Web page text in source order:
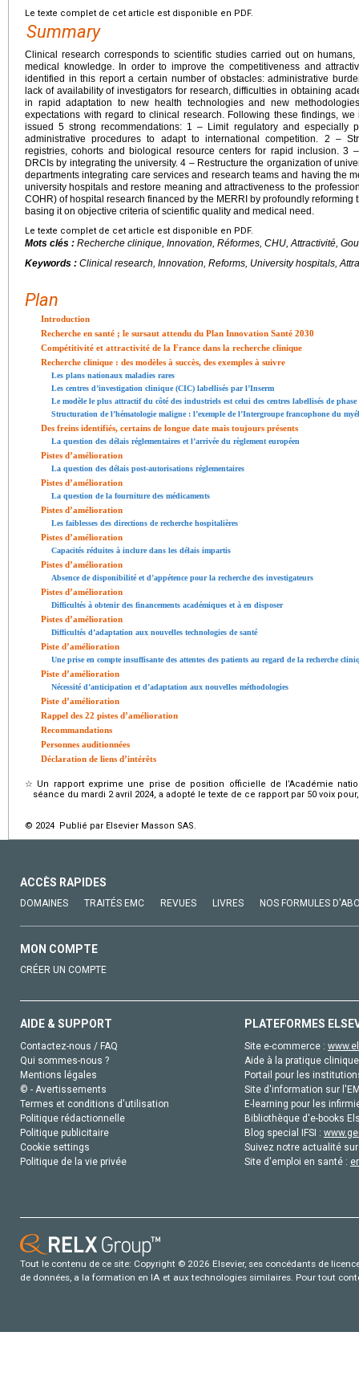
Le texte complet de cet article est disponible en PDF.
Summary
Clinical research corresponds to scientific studies carried out on
medical knowledge. In order to improve the competitiveness and
identified in this report a certain number of obstacles: administrative
lack of availability of investigators for research, difficulties in obtaining
in rapid adaptation to new health technologies and new
expectations with regard to clinical research. Following these findings,
issued 5 strong recommendations: 1 – Limit regulatory and especially
administrative procedures to adapt to international competition. 2 –
registries, cohorts and biological resource centers for rapid inclusion. 3
DRCIs by integrating the university. 4 – Restructure the organization of
departments integrating care services and research teams and having the
university hospitals and restore meaning and attractiveness to the
COHR) of hospital research financed by the MERRI by profoundly
basing it on objective criteria of scientific quality and medical need.
Le texte complet de cet article est disponible en PDF.
Mots clés : Recherche clinique, Innovation, Réformes, CHU, Attractivité,
Keywords : Clinical research, Innovation, Reforms, University hospitals,
Plan
Introduction
Recherche en santé ; le sursaut attendu du Plan Innovation Santé 2030
Compétitivité et attractivité de la France dans la recherche clinique
Recherche clinique : des modèles à succès, des exemples à suivre
Les plans nationaux maladies rares
Les centres d’investigation clinique (CIC) labellisés par l’Inserm
Le modèle le plus attractif du côté des industriels est celui des centres labellisés de phase
Structuration de l’hématologie maligne : l’exemple de l’Intergroupe francophone du
Des freins identifiés, certains de longue date mais toujours présents
La question des délais réglementaires et l’arrivée du règlement européen
Pistes d’amélioration
La question des délais post-autorisations réglementaires
Pistes d’amélioration
La question de la fourniture des médicaments
Pistes d’amélioration
Les faiblesses des directions de recherche hospitalières
Pistes d’amélioration
Capacités réduites à inclure dans les délais impartis
Pistes d’amélioration
Absence de disponibilité et d’appétence pour la recherche des investigateurs
Pistes d’amélioration
Difficultés à obtenir des financements académiques et à en disposer
Pistes d’amélioration
Difficultés d’adaptation aux nouvelles technologies de santé
Piste d’amélioration
Une prise en compte insuffisante des attentes des patients au regard de la recherche
Piste d’amélioration
Nécessité d’anticipation et d’adaptation aux nouvelles méthodologies
Piste d’amélioration
Rappel des 22 pistes d’amélioration
Recommandations
Personnes auditionnées
Déclaration de liens d’intérêts
☆ Un rapport exprime une prise de position officielle de l’Académie
séance du mardi 2 avril 2024, a adopté le texte de ce rapport par 50 voix
© 2024 Publié par Elsevier Masson SAS.
ACCÈS RAPIDES
DOMAINES TRAITÉS EMC REVUES LIVRES NOS FORMULES
MON COMPTE
CRÉER UN COMPTE
AIDE & SUPPORT
Contactez-nous / FAQ
Qui sommes-nous ?
Mentions légales
© - Avertissements
Termes et conditions d'utilisation
Politique rédactionnelle
Politique publicitaire
Cookie settings
Politique de la vie privée
PLATEFORMES
Site e-commerce :
Aide à la pratique
Portail pour les
Site d'information sur
E-learning pour les
Bibliothèque d'e-books
Blog special IFSI :
Suivez notre actualité
Site d'emploi en santé :
Tout le contenu de ce site: Copyright © 2026 Elsevier, ses concédants de
de données, a la formation en IA et aux technologies similaires. Pour tout